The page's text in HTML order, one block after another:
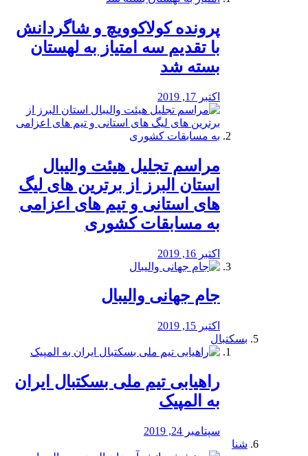
پرونده کولاکوویچ و شاگردانش
با تقدیم سه امتیاز به لهستان
بسته شد
اکتبر 17, 2019
مراسم تجلیل هیئت والیبال
استان البرز از برترین های لیگ
های استانی و تیم های اعزامی
به مسابقات کشوری
اکتبر 16, 2019
جام جهانی والیبال
اکتبر 15, 2019
بسکتبال
راهیابی تیم ملی بسکتبال ایران
به المپیک
سپتامبر 24, 2019
شنا